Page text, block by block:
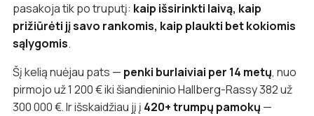
pasakoja tik po truputį: kaip išsirinkti laivą, kaip
prižiūrėti jį savo rankomis, kaip plaukti bet kokiomis
sąlygomis.
Šį kelią nuėjau pats — penki burlaiviai per 14 metų, nuo
pirmojo už 1 200 € iki šiandieninio Hallberg-Rassy 382 už
300 000 €. Ir išskaidžiau jį į 420+ trumpų pamokų —